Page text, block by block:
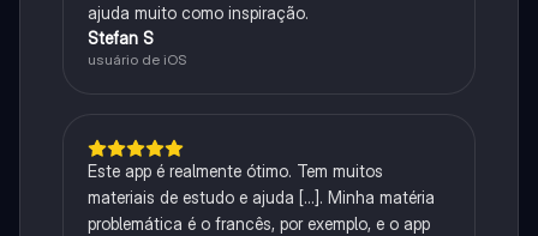
ajuda muito como inspiração.
Stefan S
usuário de iOS
Este app é realmente ótimo. Tem muitos
materiais de estudo e ajuda [...]. Minha matéria
problemática é o francês, por exemplo, e o app